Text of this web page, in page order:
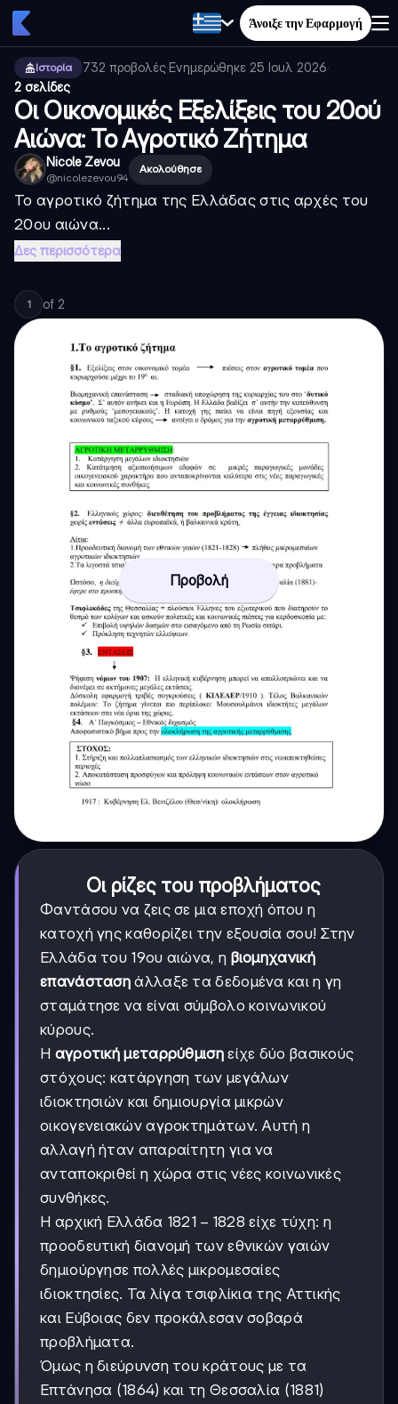
Άνοιξε την Εφαρμογή
Ιστορία 732 προβολές·Ενημερώθηκε 25 Ιουλ 2026·
2 σελίδες
Οι Οικονομικές Εξελίξεις του 20ού
Αιώνα: Το Αγροτικό Ζήτημα
Nicole Zevou
@nicolezevou94
Ακολούθησε
Το αγροτικό ζήτημα της Ελλάδας στις αρχές του
20ου αιώνα...
Δες περισσότερα
1 of 2
Προβολή
Οι ρίζες του προβλήματος
Φαντάσου να ζεις σε μια εποχή όπου η
κατοχή γης καθορίζει την εξουσία σου! Στην
Ελλάδα του 19ου αιώνα, η βιομηχανική
επανάσταση άλλαξε τα δεδομένα και η γη
σταμάτησε να είναι σύμβολο κοινωνικού
κύρους.
Η αγροτική μεταρρύθμισηείχε δύο βασικούς
στόχους: κατάργηση των μεγάλων
ιδιοκτησιών και δημιουργία μικρών
οικογενειακών αγροκτημάτων. Αυτή η
αλλαγή ήταν απαραίτητη για να
ανταποκριθεί η χώρα στις νέες κοινωνικές
συνθήκες.
Η αρχική Ελλάδα 1821-
1828
1821 − 1828 είχε τύχη: η
προοδευτική διανομή των εθνικών γαιών
δημιούργησε πολλές μικρομεσαίες
ιδιοκτησίες. Τα λίγα τσιφλίκια της Αττικής
και Εύβοιας δεν προκάλεσαν σοβαρά
προβλήματα.
Όμως η διεύρυνση του κράτους με τα
Επτάνησα (1864) και τη Θεσσαλία (1881)